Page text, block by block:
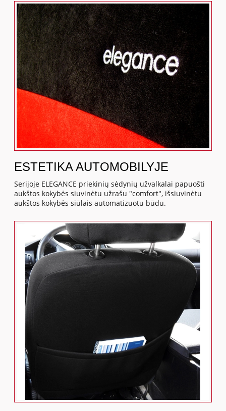
ESTETIKA AUTOMOBILYJE
Serijoje ELEGANCE priekinių sėdynių užvalkalai papuošti
aukštos kokybės siuvinėtu užrašu "comfort", išsiuvinėtu
aukštos kokybės siūlais automatizuotu būdu.